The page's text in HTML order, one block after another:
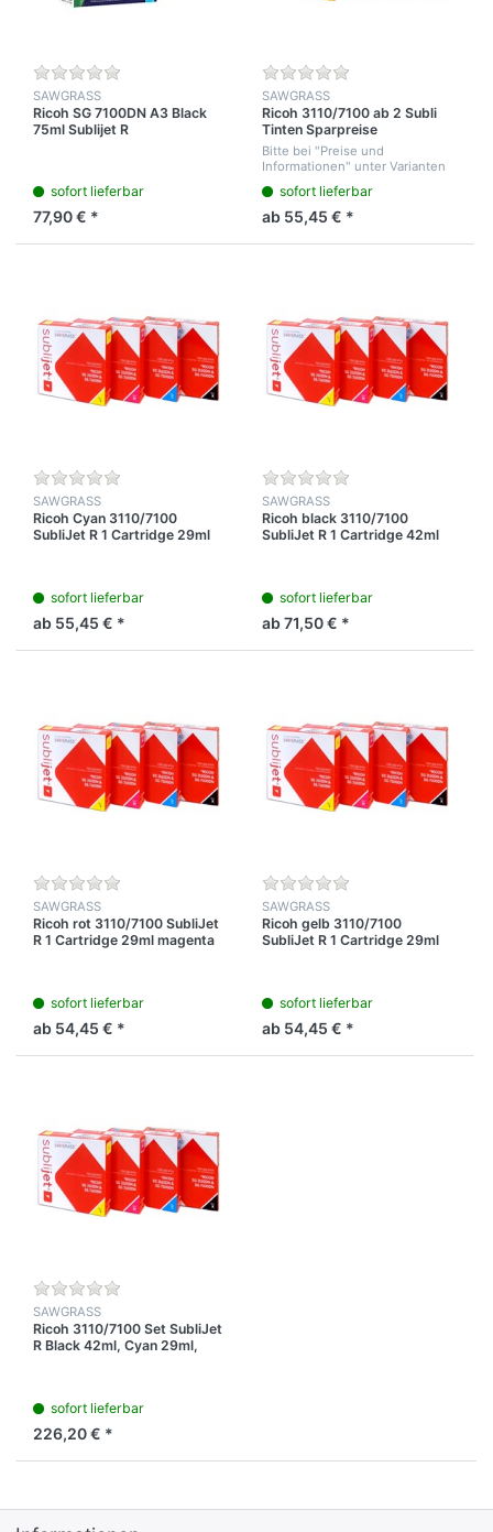
SAWGRASS
Ricoh SG 7100DN A3 Black
75ml Sublijet R
sofort lieferbar
77,90 € *
SAWGRASS
Ricoh 3110/7100 ab 2 Subli
Tinten Sparpreise
Bitte bei "Preise und
Informationen" unter Varianten
die Tinten Farben angeben.
!!ACHTUNG noch einmal in
diesen Artikel gehen und die
zweite Tintenfarbe aus...
sofort lieferbar
ab 55,45 € *
SAWGRASS
Ricoh Cyan 3110/7100
SubliJet R 1 Cartridge 29ml
sofort lieferbar
ab 55,45 € *
SAWGRASS
Ricoh black 3110/7100
SubliJet R 1 Cartridge 42ml
sofort lieferbar
ab 71,50 € *
SAWGRASS
Ricoh rot 3110/7100 SubliJet
R 1 Cartridge 29ml magenta
sofort lieferbar
ab 54,45 € *
SAWGRASS
Ricoh gelb 3110/7100
SubliJet R 1 Cartridge 29ml
sofort lieferbar
ab 54,45 € *
SAWGRASS
Ricoh 3110/7100 Set SubliJet
R Black 42ml, Cyan 29ml,
sofort lieferbar
226,20 € *